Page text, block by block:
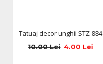
Tatuaj decor unghii STZ-884
4.00 Lei
10.00 Lei